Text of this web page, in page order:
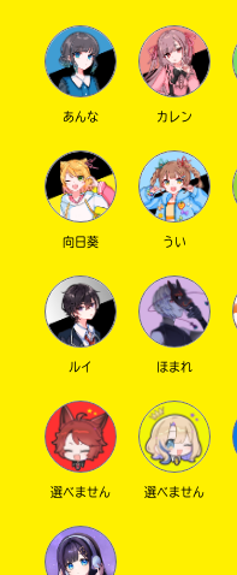
あんな カレン
向日葵 うい
ルイ ほまれ
選べません 選べません